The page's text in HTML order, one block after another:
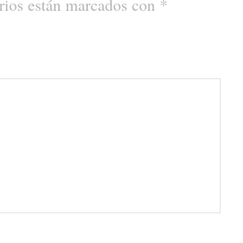
están marcados con *